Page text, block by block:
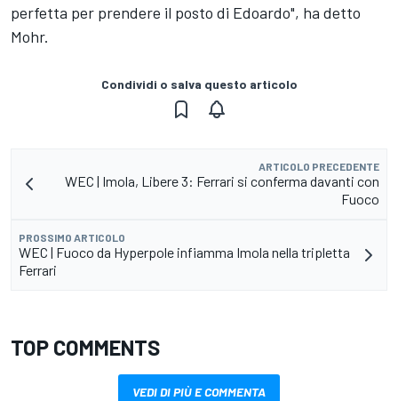
perfetta per prendere il posto di Edoardo", ha detto
Mohr.
Condividi o salva questo articolo
ARTICOLO PRECEDENTE
WEC | Imola, Libere 3: Ferrari si conferma davanti con
Fuoco
PROSSIMO ARTICOLO
WEC | Fuoco da Hyperpole infiamma Imola nella tripletta
Ferrari
TOP COMMENTS
VEDI DI PIÙ E COMMENTA